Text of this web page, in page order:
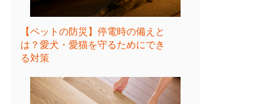
【ペットの防災】停電時の備えと
は？愛犬・愛猫を守るためにでき
る対策